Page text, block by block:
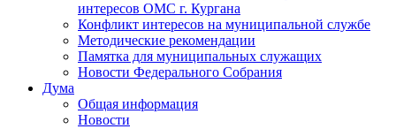
интересов ОМС г. Кургана
Конфликт интересов на муниципальной службе
Методические рекомендации
Памятка для муниципальных служащих
Новости Федерального Cобрания
Дума
Общая информация
Новости